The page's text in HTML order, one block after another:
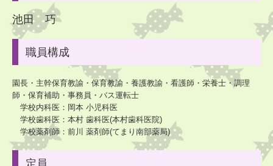
19日 (火) 運動会総練習🚩
食育の日
20日(水) ひまわり・ゆり・たんぽぽ
22日
(金)ひよこ ：保育参加と懇談会
23日(土)整備作業
25日(月)ひまわり・ゆり：聴力検査
ちゅうりっぷ：🚌バス園外
26日(火)りす：保育参加と懇談会
池田 巧
職員構成
園長・主幹保育教諭・保育教諭・養護教諭・看護師・栄養士・調理
師・保育補助・事務員・バス運転士
学校内科医：岡本 小児科医
学校歯科医：本村 歯科医(本村歯科医院)
学校薬剤師：前川 薬剤師(てまり南部薬局)
定員